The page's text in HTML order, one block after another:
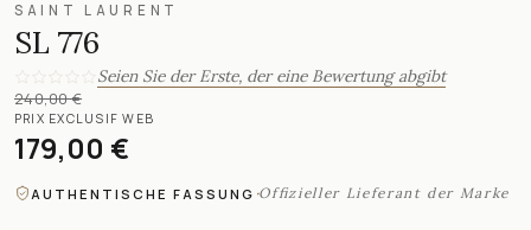
SAINT LAURENT
SL 776
Seien Sie der Erste, der eine Bewertung abgibt
240,00 €
PRIX EXCLUSIF WEB
179,00 €
AUTHENTISCHE FASSUNG ·Offizieller Lieferant der Marke